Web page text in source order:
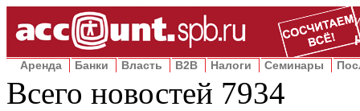
Аренда Банки Власть B2B Налоги Семинары
Всего новостей 7934